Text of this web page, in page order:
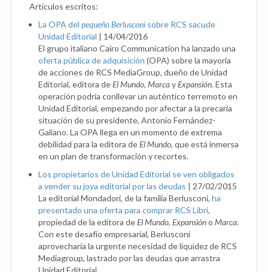
Artículos escritos:
La OPA del pequeño Berlusconi sobre RCS sacude
Unidad Editorial | 14/04/2016
El grupo italiano Cairo Communication ha lanzado una
oferta pública de adquisición (OPA) sobre la mayoría
de acciones de RCS MediaGroup, dueño de Unidad
Editorial, editora deEl Mundo, MarcayExpansión. Esta
operación podría conllevar un auténtico terremoto en
Unidad Editorial, empezando por afectar a la precaria
situación de su presidente, Antonio Fernández-
Galiano. La OPA llega en un momento de extrema
debilidad para la editora deEl Mundo, que está inmersa
en un plan de transformación y recortes.
Los propietarios de Unidad Editorial se ven obligados
a vender su joya editorial por las deudas | 27/02/2015
La editorial Mondadori, de la familia Berlusconi, ha
presentado una oferta para comprar RCS Libri,
propiedad de la editora deEl Mundo, Expansióno Marca.
Con este desafío empresarial, Berlusconi
aprovecharía la urgente necesidad de liquidez de RCS
Mediagroup, lastrado por las deudas que arrastra
Unidad Editorial.